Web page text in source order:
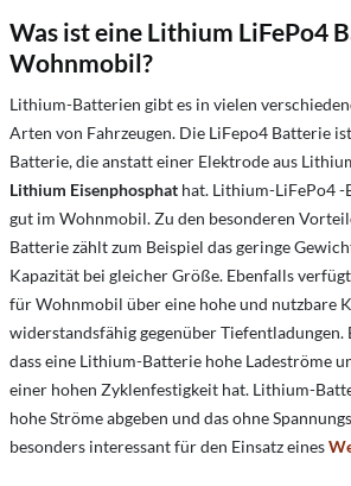
Was ist eine Lithium LiFePo4
Wohnmobil?
Lithium-Batterien gibt es in vielen
Arten von Fahrzeugen. Die LiFepo4 Batterie
Batterie, die anstatt einer Elektrode aus
Lithium Eisenphosphat hat. Lithium-LiFePo4-
gut im Wohnmobil. Zu den besonderen
Batterie zählt zum Beispiel das geringe
Kapazität bei gleicher Größe. Ebenfalls
für Wohnmobil über eine hohe und nutzbare
widerstandsfähig gegenüber
dass eine Lithium-Batterie hohe Ladeströme
einer hohen Zyklenfestigkeit hat. Lithium-
hohe Ströme abgeben und das ohne
besonders interessant für den Einsatz eines